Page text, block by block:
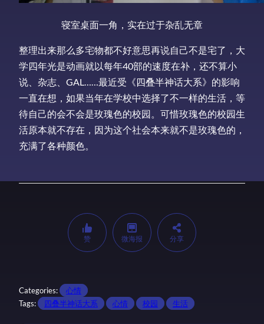
寝室桌面一角，实在过于杂乱无章
整理出来那么多宅物都不好意思再说自己不是宅了，大
学四年光是动画就以每年40部的速度在补，还不算小
说、杂志、GAL……最近受《四叠半神话大系》的影响
一直在想，如果当年在学校中选择了不一样的生活，等
待自己的会不会是玫瑰色的校园。可惜玫瑰色的校园生
活原本就不存在，因为这个社会本来就不是玫瑰色的，
充满了各种颜色。
赞 微海报 分享
Categories:
心情
Tags:
四叠半神话大系 心情 校园 生活